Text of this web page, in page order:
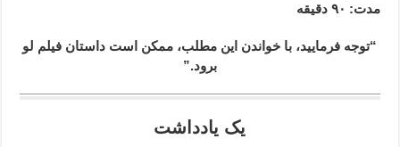
مدت: ۹۰ دقیقه
“توجه فرمایید،‌ با خواندن این مطلب، ممکن است داستان فیلم لو
برود.”
یک یادداشت